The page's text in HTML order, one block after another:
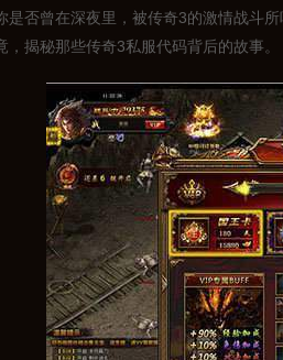
是否曾在深夜里，被传奇3的激情战斗
，揭秘那些传奇3私服代码背后的故事。